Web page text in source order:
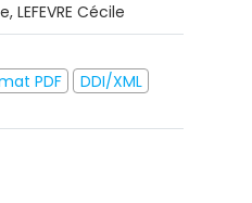
LEFEVRE Cécile
PDF
DDI/XML